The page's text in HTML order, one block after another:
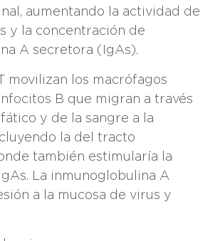
aumentando la actividad de
y la concentración de
A secretora (IgAs).
movilizan los macrófagos
B que migran a través
y de la sangre a la
la del tracto
también estimularía la
La inmunoglobulina A
a la mucosa de virus y